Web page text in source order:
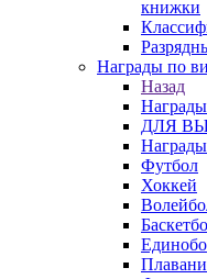
книжки
Награды по
Назад
ДЛЯ
Футбол
Хоккей